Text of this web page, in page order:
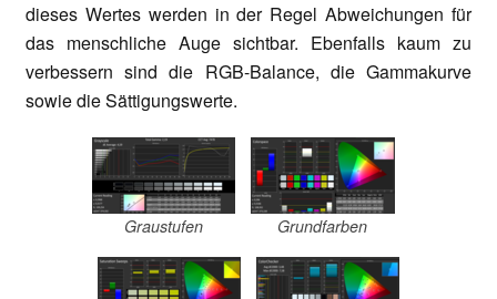
dieses Wertes werden in der Regel Abweichungen für
das menschliche Auge sichtbar. Ebenfalls kaum zu
verbessern sind die RGB-Balance, die Gammakurve
sowie die Sättigungswerte.
Graustufen Grundfarben